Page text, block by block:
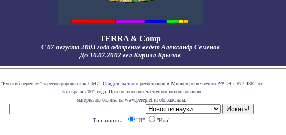
TERRA & Comp
С 07 августа 2003 года обозрение ведет Александр Семенов
До 10.07.2002 вел Кирилл Крылов
"Русский переплет" зарегистрирован как СМИ. Свидетельство о регистрации в Министерстве печати РФ: Эл. #77-4362 от
5 февраля 2001 года. При полном или частичном использовании
материалов ссылка на www.pereplet.ru обязательна.
Тип запроса: "И" "Или"